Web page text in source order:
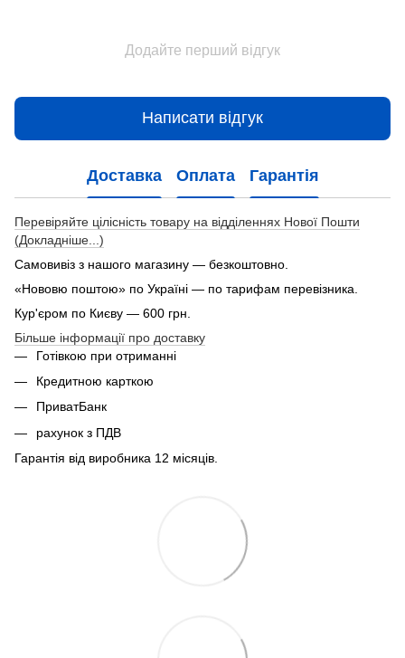
Додайте перший відгук
Написати відгук
Доставка Оплата Гарантія
Перевіряйте цілісність товару на відділеннях Нової Пошти
(Докладніше...)
Самовивіз з нашого магазину — безкоштовно.
«Нововю поштою» по Україні — по тарифам перевізника.
Кур'єром по Києву — 600 грн.
Більше інформації про доставку
Готівкою при отриманні
Кредитною карткою
ПриватБанк
рахунок з ПДВ
Гарантія від виробника 12 місяців.